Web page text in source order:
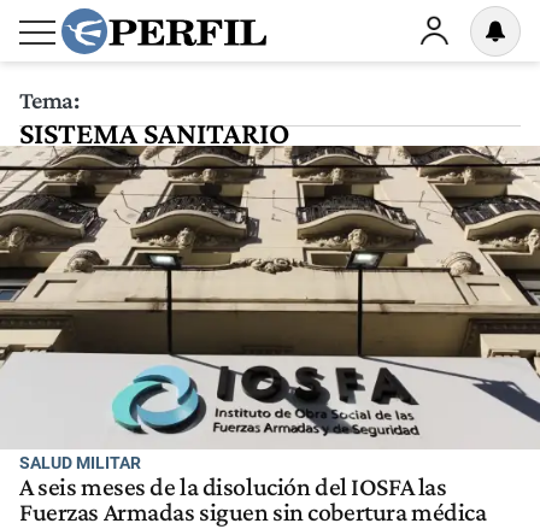
Tema:
SISTEMA SANITARIO
SALUD MILITAR
A seis meses de la disolución del IOSFA las
Fuerzas Armadas siguen sin cobertura médica